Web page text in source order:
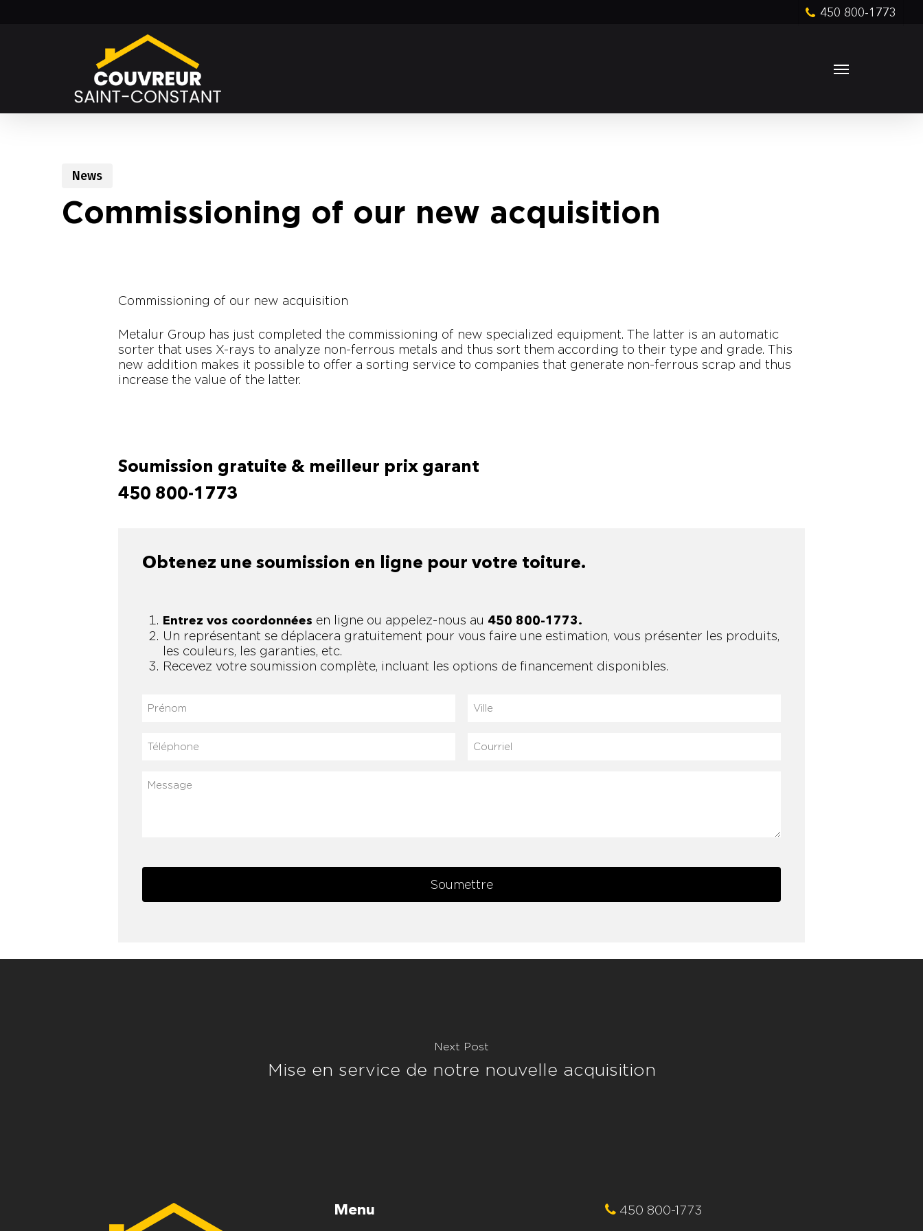
450 800-1773
Menu
News
Commissioning of our new acquisition
Commissioning of our new acquisition
Metalur Group has just completed the commissioning of new specialized equipment. The latter is an automatic
sorter that uses X-rays to analyze non-ferrous metals and thus sort them according to their type and grade. This
new addition makes it possible to offer a sorting service to companies that generate non-ferrous scrap and thus
increase the value of the latter.
Soumission gratuite & meilleur prix garant
450 800-1773
Obtenez une soumission en ligne pour votre toiture.
Entrez vos coordonnées en ligne ou appelez-nous au 450 800-1773.
Un représentant se déplacera gratuitement pour vous faire une estimation, vous présenter les produits,
les couleurs, les garanties, etc.
Recevez votre soumission complète, incluant les options de financement disponibles.
Prénom Ville
Téléphone Courriel
Message
Soumettre
Next Post
Mise en service de notre nouvelle acquisition
Menu 450 800-1773